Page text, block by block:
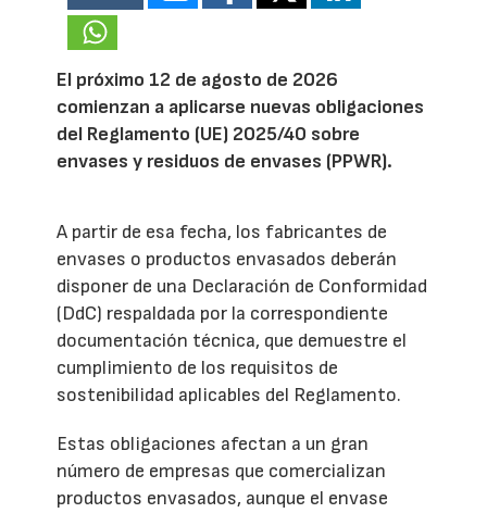
El próximo 12 de agosto de 2026
comienzan a aplicarse nuevas obligaciones
del Reglamento (UE) 2025/40 sobre
envases y residuos de envases (PPWR).
A partir de esa fecha, los fabricantes de
envases o productos envasados deberán
disponer de una Declaración de Conformidad
(DdC) respaldada por la correspondiente
documentación técnica, que demuestre el
cumplimiento de los requisitos de
sostenibilidad aplicables del Reglamento.
Estas obligaciones afectan a un gran
número de empresas que comercializan
productos envasados, aunque el envase